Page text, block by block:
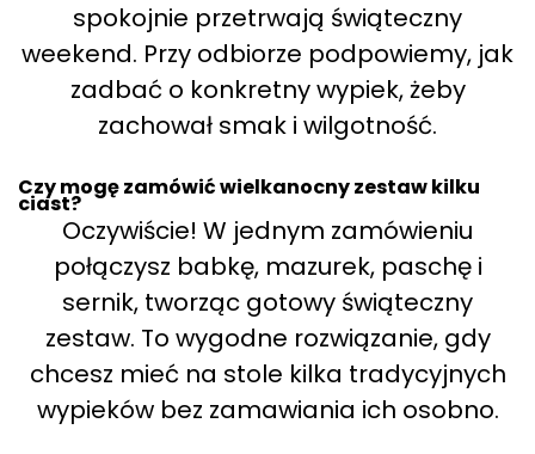
spokojnie przetrwają świąteczny
weekend. Przy odbiorze podpowiemy, jak
zadbać o konkretny wypiek, żeby
zachował smak i wilgotność.
Czy mogę zamówić wielkanocny zestaw kilku
ciast?
Oczywiście! W jednym zamówieniu
połączysz babkę, mazurek, paschę i
sernik, tworząc gotowy świąteczny
zestaw. To wygodne rozwiązanie, gdy
chcesz mieć na stole kilka tradycyjnych
wypieków bez zamawiania ich osobno.